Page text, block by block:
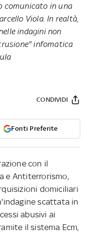
comunicato in una
Viola. In realtà,
indagini non
infomatica
Fonti Preferite
CONDIVIDI
con il
e Antiterrorismo,
domiciliari
scattata in
abusivi ai
il sistema Ecm,